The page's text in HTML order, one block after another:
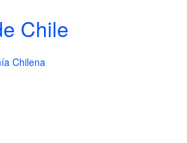
Chile
Chilena